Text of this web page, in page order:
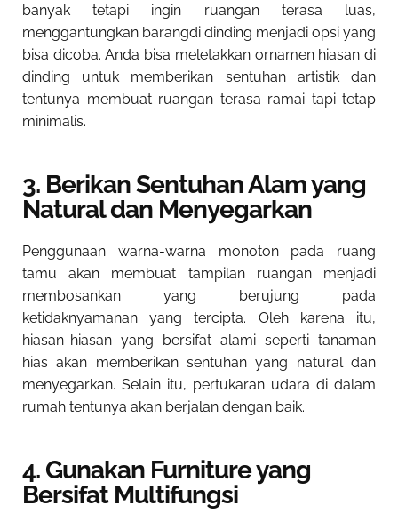
banyak tetapi ingin ruangan terasa luas,
menggantungkan barangdi dinding menjadi opsi yang
bisa dicoba. Anda bisa meletakkan ornamen hiasan di
dinding untuk memberikan sentuhan artistik dan
tentunya membuat ruangan terasa ramai tapi tetap
minimalis.
3. Berikan Sentuhan Alam yang
Natural dan Menyegarkan
Penggunaan warna-warna monoton pada ruang
tamu akan membuat tampilan ruangan menjadi
membosankan yang berujung pada
ketidaknyamanan yang tercipta. Oleh karena itu,
hiasan-hiasan yang bersifat alami seperti tanaman
hias akan memberikan sentuhan yang natural dan
menyegarkan. Selain itu, pertukaran udara di dalam
rumah tentunya akan berjalan dengan baik.
4. Gunakan Furniture yang
Bersifat Multifungsi